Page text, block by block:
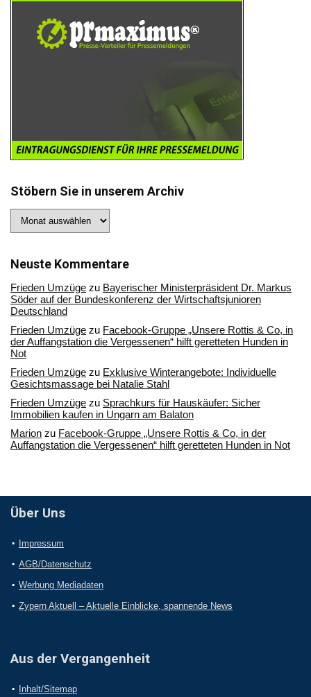
Stöbern Sie in unserem Archiv
Sie
Archiv
Neuste Kommentare
Frieden Umzüge zu Bayerischer Ministerpräsident Dr. Markus
Söder auf der Bundeskonferenz der Wirtschaftsjunioren
Deutschland
Frieden Umzüge zu Facebook-Gruppe „Unsere Rottis & Co, in
der Auffangstation die Vergessenen“ hilft geretteten Hunden in
Not
Frieden Umzüge zu Exklusive Winterangebote: Individuelle
Gesichtsmassage bei Natalie Stahl
Frieden Umzüge zu Sprachkurs für Hauskäufer: Sicher
Immobilien kaufen in Ungarn am Balaton
Marion zu Facebook-Gruppe „Unsere Rottis & Co, in der
Auffangstation die Vergessenen“ hilft geretteten Hunden in Not
Über Uns
Impressum
AGB/Datenschutz
Werbung Mediadaten
Zypern Aktuell – Aktuelle Einblicke, spannende News
Aus der Vergangenheit
Inhalt/Sitemap